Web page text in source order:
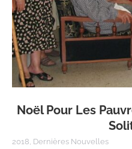
Noël Pour Les
2018, Dernières Nouvelles